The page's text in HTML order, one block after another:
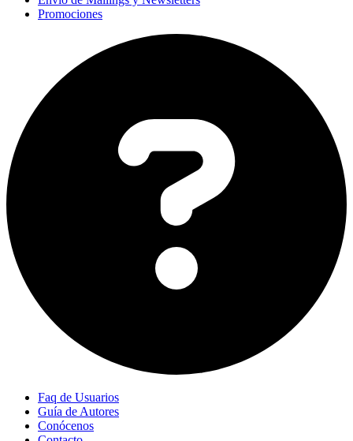
Promociones
Faq de Usuarios
Guía de Autores
Conócenos